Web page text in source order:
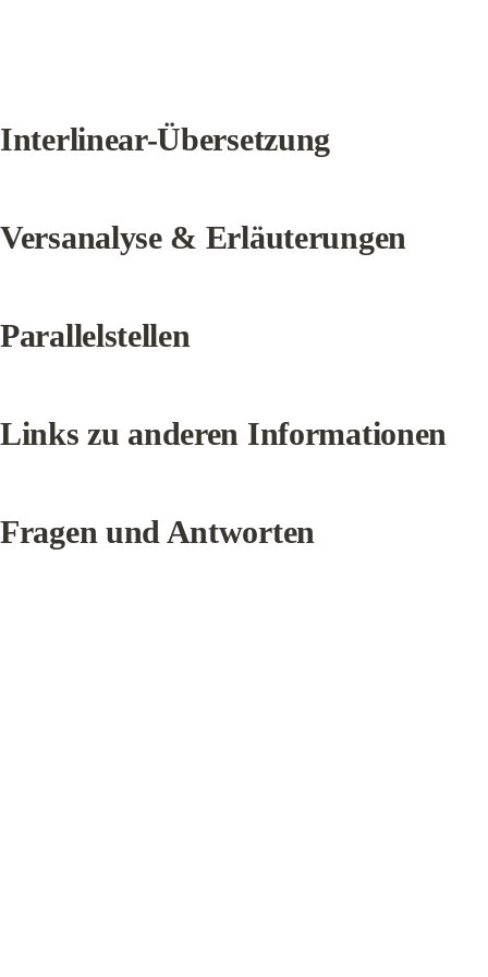
Interlinear-Übersetzung
Versanalyse & Erläuterungen
Parallelstellen
Links zu anderen Informationen
Fragen und Antworten